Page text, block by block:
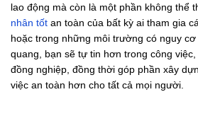
lao động mà còn là một phần không thể
nhân tốt an toàn của bất kỳ ai tham gia
hoặc trong những môi trường có nguy
quang, bạn sẽ tự tin hơn trong công
đồng nghiệp, đồng thời góp phần xây
việc an toàn hơn cho tất cả mọi người.